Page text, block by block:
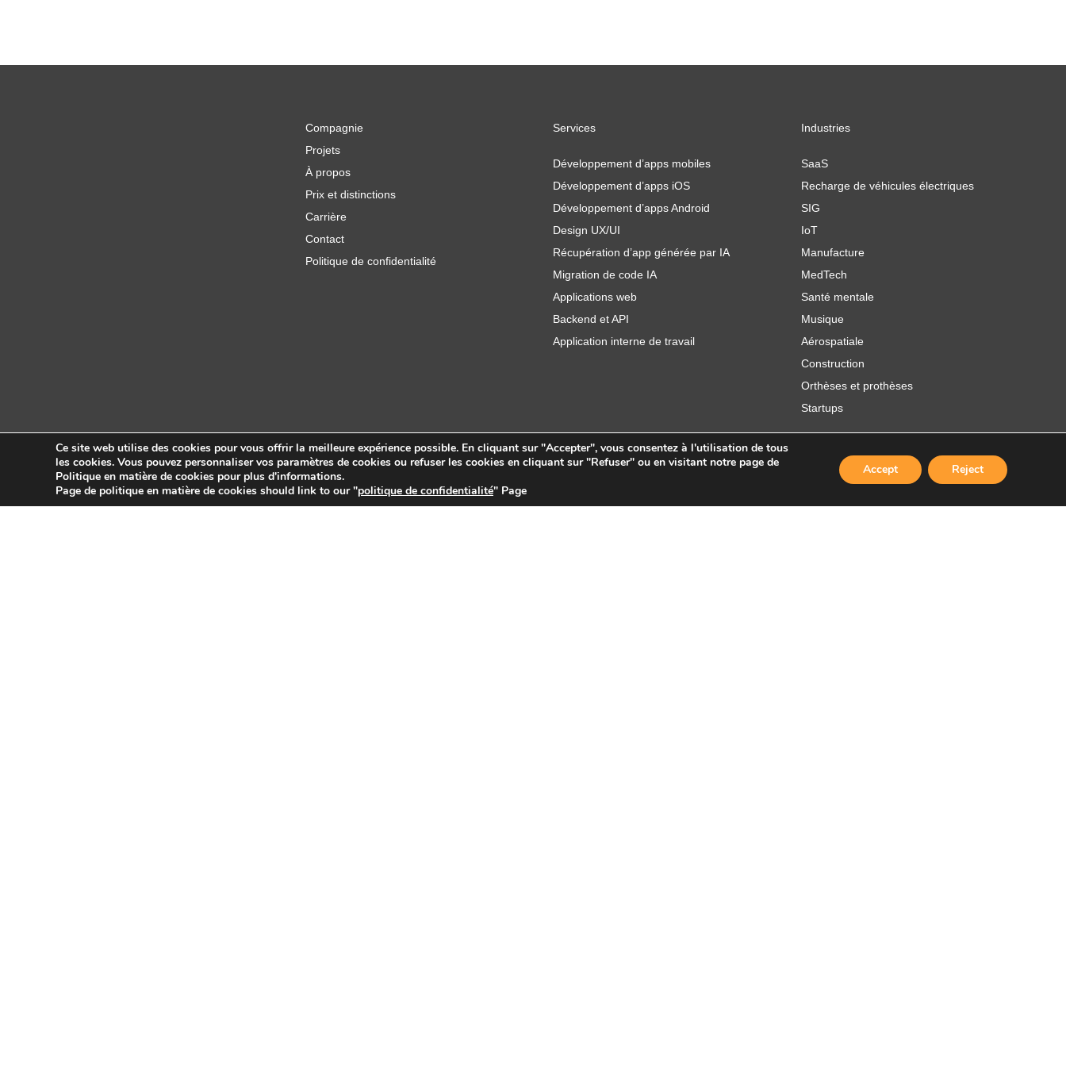
Compagnie
Projets
À propos
Prix et distinctions
Carrière
Contact
Politique de confidentialité
Services
Développement d’apps mobiles
Développement d’apps iOS
Développement d’apps Android
Design UX/UI
Récupération d’app générée par IA
Migration de code IA
Applications web
Backend et API
Application interne de travail
Industries
SaaS
Recharge de véhicules électriques
SIG
IoT
Manufacture
MedTech
Santé mentale
Musique
Aérospatiale
Construction
Orthèses et prothèses
Startups
Copyright © 2026 Sidekick Interactive Inc.
Ce site web utilise des cookies pour vous offrir la meilleure expérience possible. En cliquant sur "Accepter", vous consentez à l'utilisation de tous
les cookies. Vous pouvez personnaliser vos paramètres de cookies ou refuser les cookies en cliquant sur "Refuser" ou en visitant notre page de
Politique en matière de cookies pour plus d'informations.
Page de politique en matière de cookies should link to our "politique de confidentialité" Page
Accept Reject